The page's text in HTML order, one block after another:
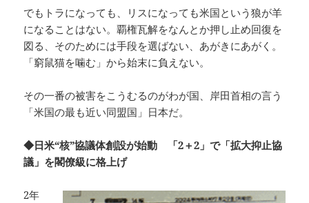
でもトラになっても、リスになっても米国という狼が羊
になることはない。覇権瓦解をなんとか押し止め回復を
図る、そのためには手段を選ばない、あがきにあがく。
「窮鼠猫を噛む」から始末に負えない。
その一番の被害をこうむるのがわが国、岸田首相の言う
「米国の最も近い同盟国」日本だ。
◆日米“核”協議体創設が始動 「2＋2」で「拡大抑止協
議」を閣僚級に格上げ
2年